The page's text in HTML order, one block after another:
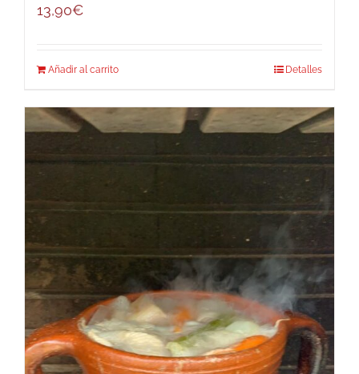
13,90€
Añadir al carrito Detalles